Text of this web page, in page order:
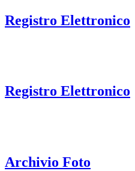
Registro Elettronico
Registro Elettronico
Archivio Foto